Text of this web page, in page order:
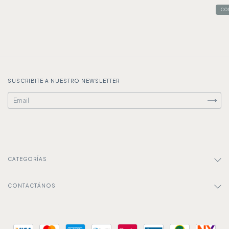
SUSCRIBITE A NUESTRO NEWSLETTER
CATEGORÍAS
CONTACTÁNOS